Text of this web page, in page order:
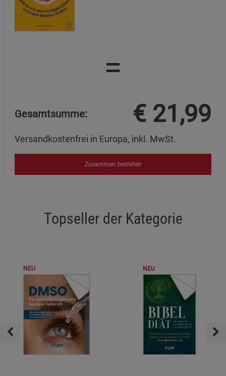
=
Gesamtsumme: € 21,99
Versandkostenfrei in Europa, inkl. MwSt.
Zusammen bestellen
Topseller der Kategorie
NEU NEU